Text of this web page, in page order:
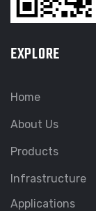
EXPLORE
Home
About Us
Products
Infrastructure
Applications